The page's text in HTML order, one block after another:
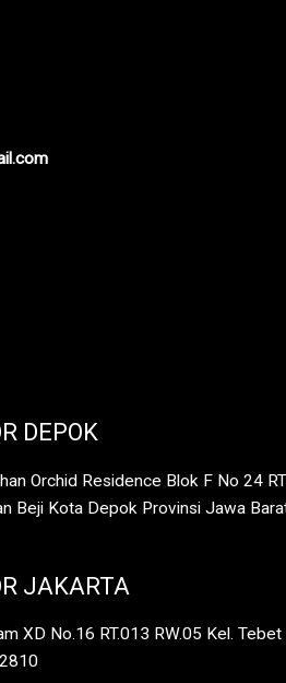
DEPOK
Orchid Residence Blok F No 24
Beji Kota Depok Provinsi Jawa
JAKARTA
XD No.16 RT.013 RW.05 Kel.